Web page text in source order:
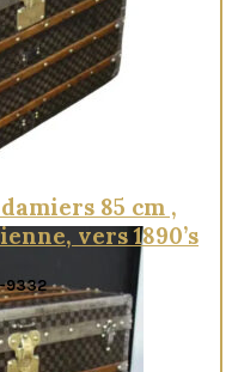
85 cm ,
vers 1890’s
9332